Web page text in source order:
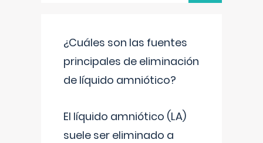
¿Cuáles son las fuentes
principales de eliminación
de líquido amniótico?
El líquido amniótico (LA)
suele ser eliminado a